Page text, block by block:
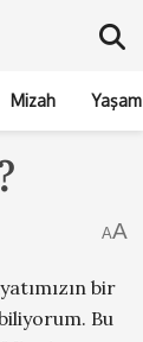
Mizah
AA
bir
Bu